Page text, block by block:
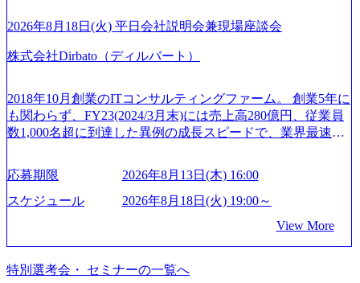
ページ (https://www.xspear.co.jp/career/interviews/) 戦略だけの
から”のコンサルの在り方 (https://www.businessinsider.jp/articl
を取得 (https://www.agara.co.jp/article/382811) シンプレクスと
Xspear Consultingが、東京都港区の行政手続き100%デジタル
化を支援 (https://www.afpbb.com/articles/-/3520247) 【未経験
流工程、先端技術を学べる環境 【コンサルファーム経験
者】 ・専門領域に軸足を置きながら、他領域にもチャレン
ジできる環境 ・タイトルアップでのオファー ・現職ファー
ムより高いオファー年収 ・実力主義でプロモーションでき
る（ダブルスキップもあり） ・週に1度のアサインｍｔｇで
こまめに社員のキャリアについて検討してもらえる。結
果、なりたいキャリアを反映できるｐｊにアサインしても
ュ休暇は、規程で定める勤続年数ごとに、連続5日のリフレ
ッシュ休暇を取得できます。 【育児や子の看護、介護など
の制度】 育児休暇： 対象：小学校1年修了時の3月31日まで
日2時間15分まで、始業・終業時刻の繰り上げ・繰り下げが
可能 子の看護休暇： 子1人につき5日まで取得でき、1時間
単位で取得することも可能 家族看護休暇： 5日まで取得で
度など】 独身寮：富山事業所の近くに、白風寮と青風寮の2
つの寮があり、以下の入居基準を満たす方が入居可能で
す。 ＜入居基準＞ ・満33歳までの独身者 ・自宅から勤務地
までの通勤総時間が2時間を超えること 住宅手当： 本社の
なるため、入居基準を満たす女性には住宅手当を支給しま
となり、平均3000万～4000万の年収となる 内訳としては個
成活躍させるためのナレッジシェアおよび丁寧なOJTを欠か
19:30～ 所要時間 : 約1時間 2026年8月13日(木) 16:00 ＼応募
意思不問・業界未経験歓迎！／ M&A承継機構のビジョンや
業務内容、実際の働き方について詳しくお伝えするオンラ
イン説明会を開催いたします。 M&A業界に興味があり、ま
業界の情報を集めたい 働くイメージを具体的に知りたい M
&A業界にご興味がある方、転職を少しでもお考えの方はも
ちろん、情報収集をしたい方でも歓迎です。お気軽にご参
加ください。 当日は、質疑応答のお時間もご用意しており
ます。 是非、説明会にてお話できることを楽しみにしてお
ります。 説明会後にアンケート回答をお願いいたします。
オンライン(Google meets)
2026年8月18日(火) 平日会社説明会兼現場座談会
株式会社Dirbato（ディルバート）
2018年10月創業のITコンサルティングファーム。 創業5年に
も関わらず、FY23(2024/3月末)には売上高280億円、従業員
数1,000名超に到達した異例の成長スピードで、業界最速と
成⻑を遂げている。 現在コンサルティングファームでは外
資も含めて売上高TOP10にランクインしている。 主力事業
はITコンサルティング。幅広い業界の大企業を中心に、IT
支援している。 他方、インキュベーション事業を手掛けて
いるのも同社の特徴であり、 自社で新規事業開発も手掛け
つつ、複数社への出資～ハンズオン支援も行っている。 (参
応募期限
2026年8月13日(木) 16:00
スケジュール
2026年8月18日(火) 19:00～
View More
特別選考会・ セミナーの一覧へ